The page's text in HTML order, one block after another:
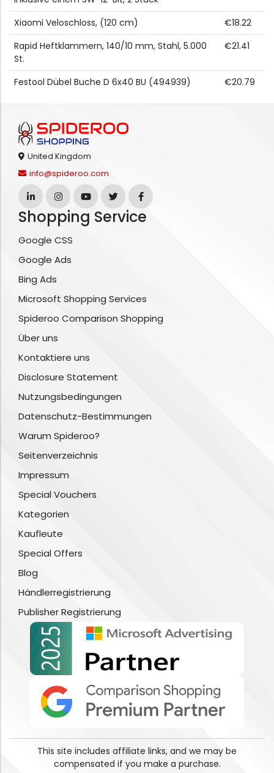
Xiaomi Veloschloss, (120 cm)
€18.22
Rapid Heftklammern, 140/10 mm, Stahl, 5.000
St.
€21.41
Festool Dübel Buche D 6x40 BU (494939) €20.79
United Kingdom
info@spideroo.com
Shopping Service
Google CSS
Google Ads
Bing Ads
Microsoft Shopping Services
Spideroo Comparison Shopping
Über uns
Kontaktiere uns
Disclosure Statement
Nutzungsbedingungen
Datenschutz-Bestimmungen
Warum Spideroo?
Seitenverzeichnis
Impressum
Special Vouchers
Kategorien
Kaufleute
Special Offers
Blog
Händlerregistrierung
Publisher Registrierung
This site includes affiliate links, and we may be
compensated if you make a purchase.